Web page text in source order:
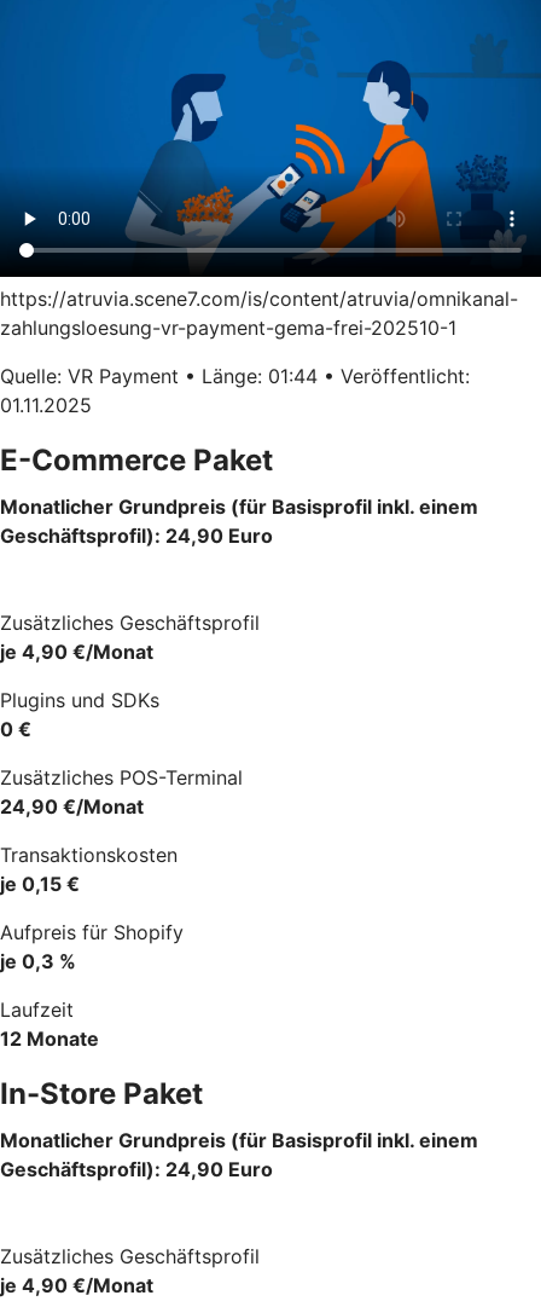
https://atruvia.scene7.com/is/content/atruvia/omnikanal-
zahlungsloesung-vr-payment-gema-frei-202510-1
Quelle: VR Payment • Länge: 01:44 • Veröffentlicht:
01.11.2025
E-Commerce Paket
Monatlicher Grundpreis (für Basisprofil inkl. einem
Geschäftsprofil): 24,90 Euro
Zusätzliches Geschäftsprofil
je 4,90 €/Monat
Plugins und SDKs
0 €
Zusätzliches POS-Terminal
24,90 €/Monat
Transaktionskosten
je 0,15 €
Aufpreis für Shopify
je 0,3 %
Laufzeit
12 Monate
In-Store Paket
Monatlicher Grundpreis (für Basisprofil inkl. einem
Geschäftsprofil): 24,90 Euro
Zusätzliches Geschäftsprofil
je 4,90 €/Monat